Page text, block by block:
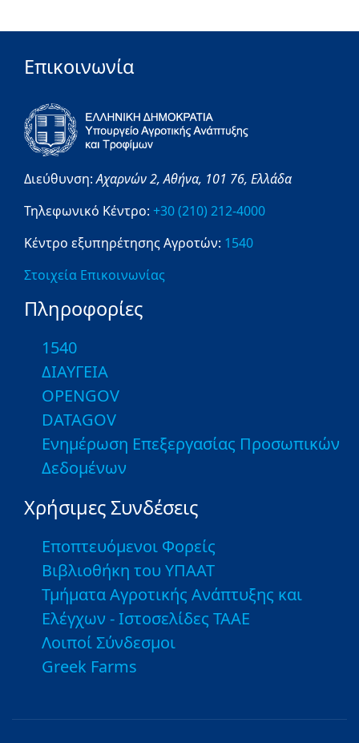
Επικοινωνία
Διεύθυνση:Αχαρνών 2,Αθήνα, 101 76, Ελλάδα
Τηλεφωνικό Κέντρο: +30 (210) 212-4000
Κέντρο εξυπηρέτησης Αγροτών: 1540
Στοιχεία Επικοινωνίας
Πληροφορίες
1540
ΔΙΑΥΓΕΙΑ
OPENGOV
DATAGOV
Ενημέρωση Επεξεργασίας Προσωπικών
Δεδομένων
Χρήσιμες Συνδέσεις
Εποπτευόμενοι Φορείς
Βιβλιοθήκη του ΥΠΑΑΤ
Τμήματα Αγροτικής Ανάπτυξης και
Ελέγχων - Ιστοσελίδες ΤΑΑΕ
Λοιποί Σύνδεσμοι
Greek Farms